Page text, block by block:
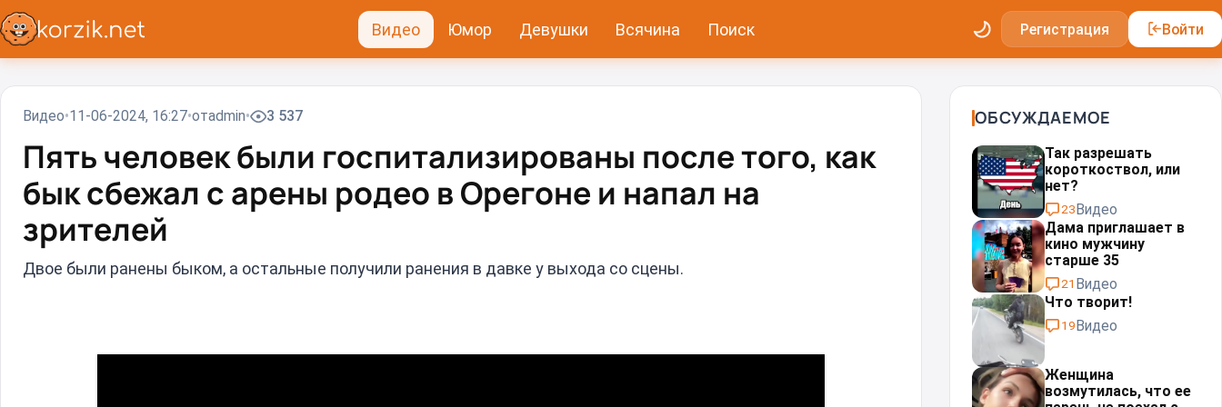
Видео Юмор Девушки Всячина Поиск Регистрация Войти
Видео 11-06-2024, 16:27 отadmin 3 537
Пять человек были госпитализированы после того, как
бык сбежал с арены родео в Орегоне и напал на
зрителей
Двое были ранены быком, а остальные получили ранения в давке у выхода со сцены.
ОБСУЖДАЕМОЕ
Так разрешать
короткоствол, или
нет?
23Видео
Дама приглашает в
кино мужчину
старше 35
21 Видео
Что творит!
19Видео
Женщина
возмутилась, что ее